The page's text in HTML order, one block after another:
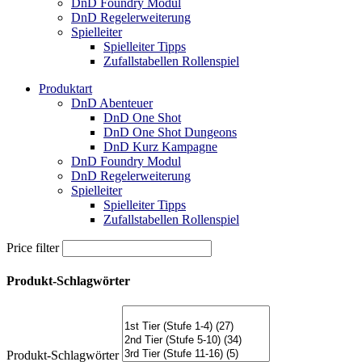
DnD Regelerweiterung
Spielleiter
Spielleiter Tipps
Zufallstabellen Rollenspiel
Produktart
DnD Abenteuer
DnD One Shot
DnD One Shot Dungeons
DnD Kurz Kampagne
DnD Foundry Modul
DnD Regelerweiterung
Spielleiter
Spielleiter Tipps
Zufallstabellen Rollenspiel
Price filter
Produkt-Schlagwörter
Produkt-Schlagwörter